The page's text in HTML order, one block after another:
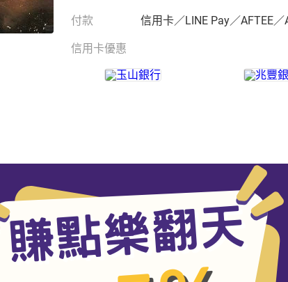
付款 信用卡／LINE Pay／AFTEE／
信用卡優惠